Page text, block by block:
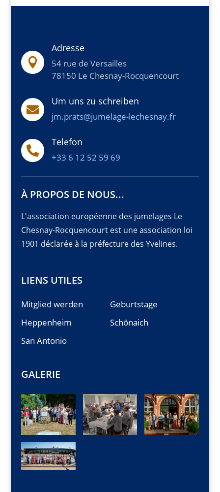

Adresse
54 rue de Versailles
78150 Le Chesnay-Rocquencourt

Um uns zu schreiben
jm.prats@jumelage-lechesnay.fr

Telefon
+33 6 12 52 59 69
À PROPOS DE NOUS...
L'association européenne des jumelages Le
Chesnay-Rocquencourt est une association loi
1901 déclarée à la préfecture des Yvelines.
LIENS UTILES
Mitglied werden
Geburtstage
Heppenheim
Schönaich
San Antonio
GALERIE